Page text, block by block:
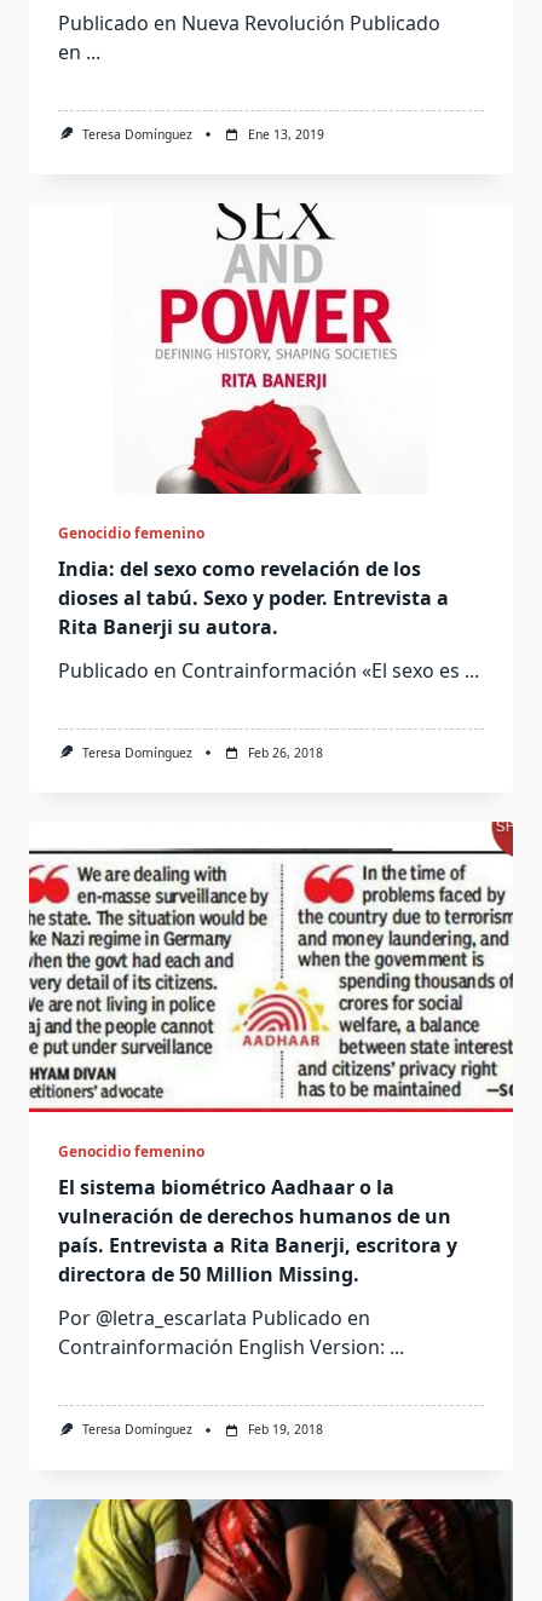
Publicado en Nueva Revolución Publicado
en ...
Teresa Domínguez Ene 13, 2019
Genocidio femenino
India: del sexo como revelación de los
dioses al tabú. Sexo y poder. Entrevista a
Rita Banerji su autora.
Publicado en Contrainformación «El sexo es ...
Teresa Domínguez Feb 26, 2018
Genocidio femenino
El sistema biométrico Aadhaar o la
vulneración de derechos humanos de un
país. Entrevista a Rita Banerji, escritora y
directora de 50 Million Missing.
Por @letra_escarlata Publicado en
Contrainformación English Version: ...
Teresa Domínguez Feb 19, 2018